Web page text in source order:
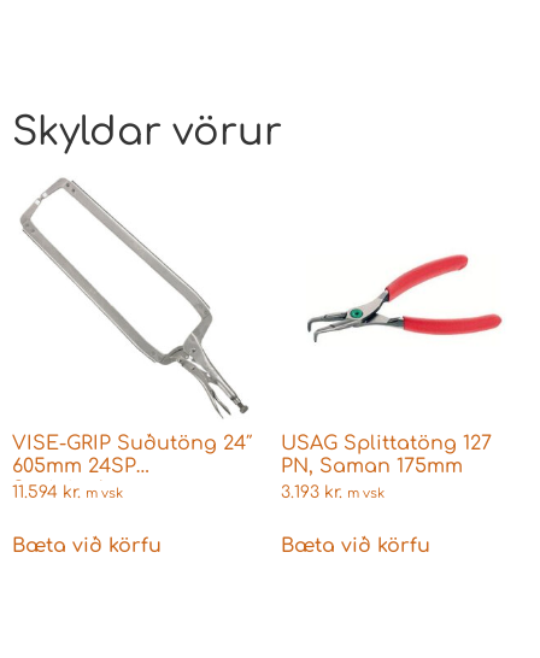
Skyldar vörur
VISE-GRIP Suðutöng 24″
605mm 24SP
Sveigjanleg
11.594 kr. m vsk
Bæta við körfu
USAG Splittatöng 127
PN, Saman 175mm
3.193 kr. m vsk
Bæta við körfu